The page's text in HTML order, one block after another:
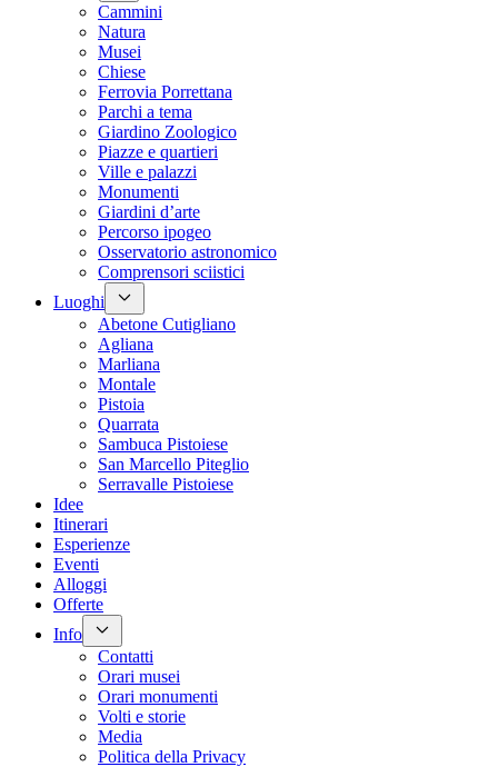
Cammini
Natura
Musei
Chiese
Ferrovia Porrettana
Parchi a tema
Giardino Zoologico
Piazze e quartieri
Ville e palazzi
Monumenti
Giardini d’arte
Percorso ipogeo
Osservatorio astronomico
Comprensori sciistici
Luoghi
Abetone Cutigliano
Agliana
Marliana
Montale
Pistoia
Quarrata
Sambuca Pistoiese
San Marcello Piteglio
Serravalle Pistoiese
Idee
Itinerari
Esperienze
Eventi
Alloggi
Offerte
Info
Contatti
Orari musei
Orari monumenti
Volti e storie
Media
Politica della Privacy